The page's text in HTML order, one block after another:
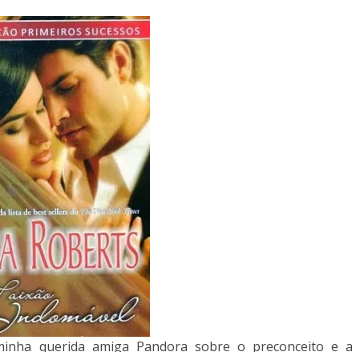
querida amiga Pandora sobre o preconceito e a